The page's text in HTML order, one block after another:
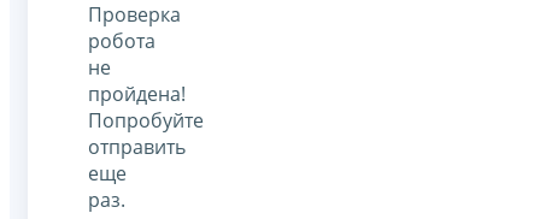
Проверка
робота
не
пройдена!
Попробуйте
отправить
еще
раз.